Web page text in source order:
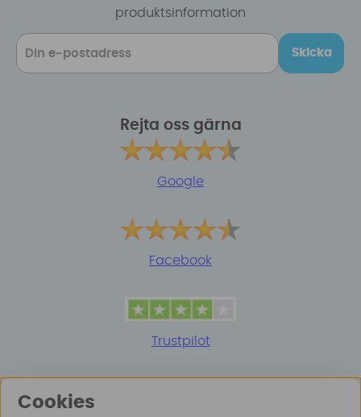
produktsinformation
Skicka
Rejta oss gärna
Google
Facebook
Trustpilot
Cookies